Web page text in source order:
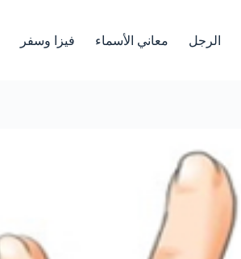
الرجل معاني الأسماء فيزا وسفر